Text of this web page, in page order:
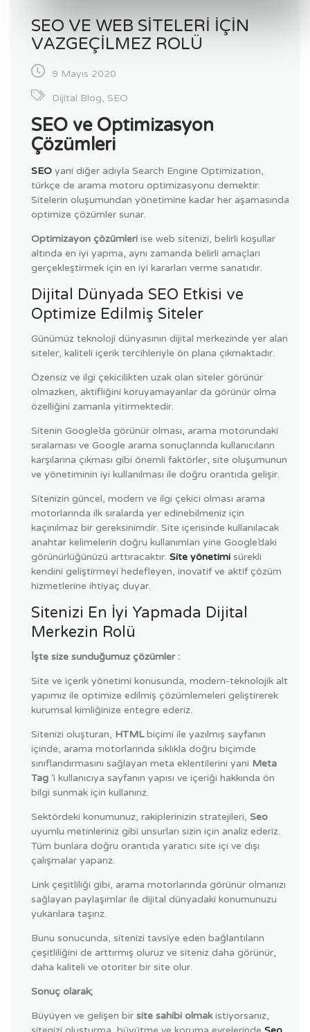
SEO VE WEB SITELERI IÇIN
VAZGEÇILMEZ ROLÜ
9 Mayıs 2020
Dijital Blog, SEO
SEO ve Optimizasyon
Çözümleri
SEO yani diğer adıyla Search Engine Optimization,
türkçe de arama motoru optimizasyonu demektir.
Sitelerin oluşumundan yönetimine kadar her aşamasında
optimize çözümler sunar.
Optimizayon çözümleri ise web sitenizi, belirli koşullar
altında en iyi yapma, aynı zamanda belirli amaçları
gerçekleştirmek için en iyi kararları verme sanatıdır.
Dijital Dünyada SEO Etkisi ve
Optimize Edilmiş Siteler
Günümüz teknoloji dünyasının dijital merkezinde yer alan
siteler, kaliteli içerik tercihleriyle ön plana çıkmaktadır.
Özensiz ve ilgi çekicilikten uzak olan siteler görünür
olmazken, aktifliğini koruyamayanlar da görünür olma
özelliğini zamanla yitirmektedir.
Sitenin Google’da görünür olması, arama motorundaki
sıralaması ve Google arama sonuçlarında kullanıcıların
karşılarına çıkması gibi önemli faktörler, site oluşumunun
ve yönetiminin iyi kullanılması ile doğru orantıda gelişir.
Sitenizin güncel, modern ve ilgi çekici olması arama
motorlarında ilk sıralarda yer edinebilmeniz için
kaçınılmaz bir gereksinimdir. Site içerisinde kullanılacak
anahtar kelimelerin doğru kullanımları yine Google’daki
görünürlüğünüzü arttıracaktır. Site yönetimi sürekli
kendini geliştirmeyi hedefleyen, inovatif ve aktif çözüm
hizmetlerine ihtiyaç duyar.
Sitenizi En İyi Yapmada Dijital
Merkezin Rolü
İşte size sunduğumuz çözümler :
Site ve içerik yönetimi konusunda, modern-teknolojik alt
yapımız ile optimize edilmiş çözümlemeleri geliştirerek
kurumsal kimliğinize entegre ederiz.
Sitenizi oluşturan, HTMLbiçimi ile yazılmış sayfanın
içinde, arama motorlarında sıklıkla doğru biçimde
sınıflandırmasını sağlayan meta eklentilerini yani Meta
Tag ’i kullanıcıya sayfanın yapısı ve içeriği hakkında ön
bilgi sunmak için kullanırız.
Sektördeki konumunuz, rakiplerinizin stratejileri, Seo
uyumlu metinleriniz gibi unsurları sizin için analiz ederiz.
Tüm bunlara doğru orantıda yaratıcı site içi ve dışı
çalışmalar yaparız.
Link çeşitliliği gibi, arama motorlarında görünür olmanızı
sağlayan paylaşımlar ile dijital dünyadaki konumunuzu
yukarılara taşırız.
Bunu sonucunda, sitenizi tavsiye eden bağlantıların
çeşitliliğini de arttırmış oluruz ve siteniz daha görünür,
daha kaliteli ve otoriter bir site olur.
Sonuç olarak;
Büyüyen ve gelişen bir site sahibi olmakistiyorsanız,